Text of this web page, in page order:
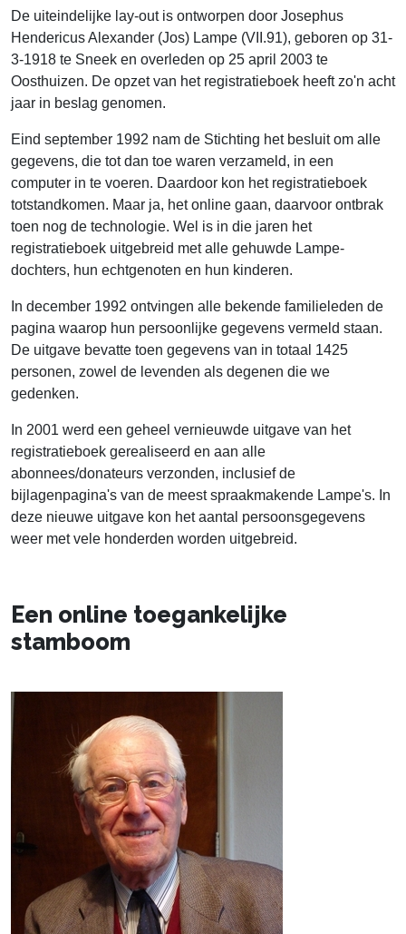
De uiteindelijke lay-out is ontworpen door Josephus
Hendericus Alexander (Jos) Lampe (VII.91), geboren op 31-
3-1918 te Sneek en overleden op 25 april 2003 te
Oosthuizen. De opzet van het registratieboek heeft zo'n acht
jaar in beslag genomen.
Eind september 1992 nam de Stichting het besluit om alle
gegevens, die tot dan toe waren verzameld, in een
computer in te voeren. Daardoor kon het registratieboek
totstandkomen. Maar ja, het online gaan, daarvoor ontbrak
toen nog de technologie. Wel is in die jaren het
registratieboek uitgebreid met alle gehuwde Lampe-
dochters, hun echtgenoten en hun kinderen.
In december 1992 ontvingen alle bekende familieleden de
pagina waarop hun persoonlijke gegevens vermeld staan.
De uitgave bevatte toen gegevens van in totaal 1425
personen, zowel de levenden als degenen die we
gedenken.
In 2001 werd een geheel vernieuwde uitgave van het
registratieboek gerealiseerd en aan alle
abonnees/donateurs verzonden, inclusief de
bijlagenpagina's van de meest spraakmakende Lampe's. In
deze nieuwe uitgave kon het aantal persoonsgegevens
weer met vele honderden worden uitgebreid.
Een online toegankelijke
stamboom